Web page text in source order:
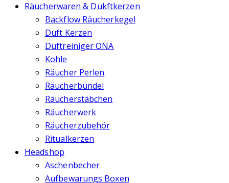
Räucherwaren & Dukftkerzen
Backflow Räucherkegel
Duft Kerzen
Duftreiniger ONA
Kohle
Räucher Perlen
Räucherbündel
Räucherstäbchen
Räucherwerk
Räucherzubehör
Ritualkerzen
Headshop
Aschenbecher
Aufbewarungs Boxen